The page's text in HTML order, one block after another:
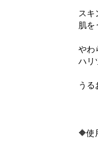
スキ
肌を
やわ
ハリ
う
🔶使